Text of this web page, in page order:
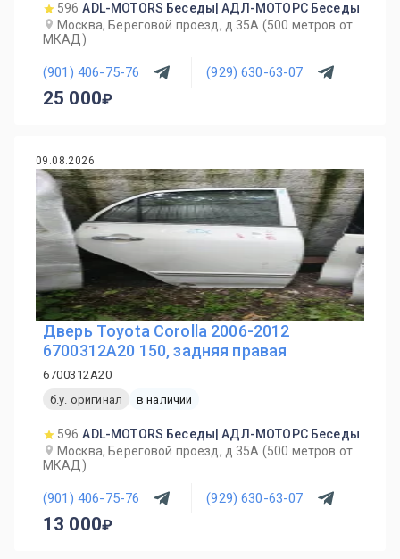
596 ADL-MOTORS Беседы| АДЛ-МОТОРС Беседы
Москва, Береговой проезд, д.35А (500 метров от
МКАД)
(901) 406-75-76 (929) 630-63-07
25 000
09.08.2026
Дверь Toyota Corolla 2006-2012
6700312A20 150, задняя правая
6700312A20
б.у. оригинал
в наличии
596 ADL-MOTORS Беседы| АДЛ-МОТОРС Беседы
Москва, Береговой проезд, д.35А (500 метров от
МКАД)
(901) 406-75-76 (929) 630-63-07
13 000